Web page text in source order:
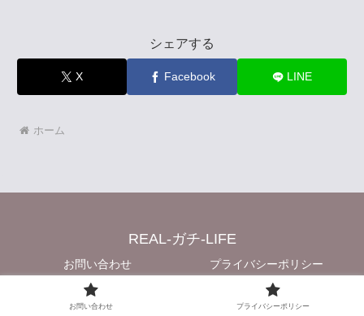
シェアする
X Facebook LINE
ホーム
REAL-ガチ-LIFE
お問い合わせ プライバシーポリシー
お問い合わせ プライバシーポリシー